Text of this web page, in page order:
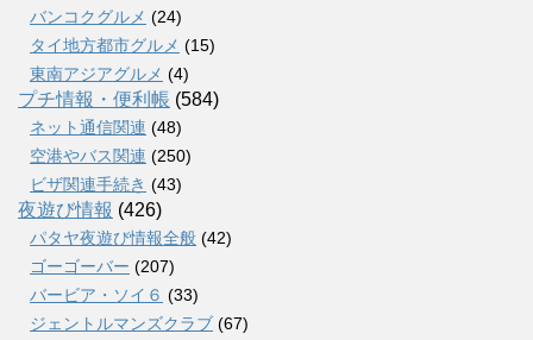
バンコクグルメ (24)
タイ地方都市グルメ (15)
東南アジアグルメ (4)
プチ情報・便利帳 (584)
ネット通信関連 (48)
空港やバス関連 (250)
ビザ関連手続き (43)
夜遊び情報 (426)
パタヤ夜遊び情報全般 (42)
ゴーゴーバー (207)
バービア・ソイ６ (33)
ジェントルマンズクラブ (67)